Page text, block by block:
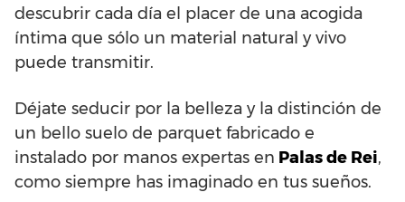
descubrir cada día el placer de una acogida
íntima que sólo un material natural y vivo
puede transmitir.
Déjate seducir por la belleza y la distinción de
un bello suelo de parquet fabricado e
instalado por manos expertas en Palas de Rei,
como siempre has imaginado en tus sueños.